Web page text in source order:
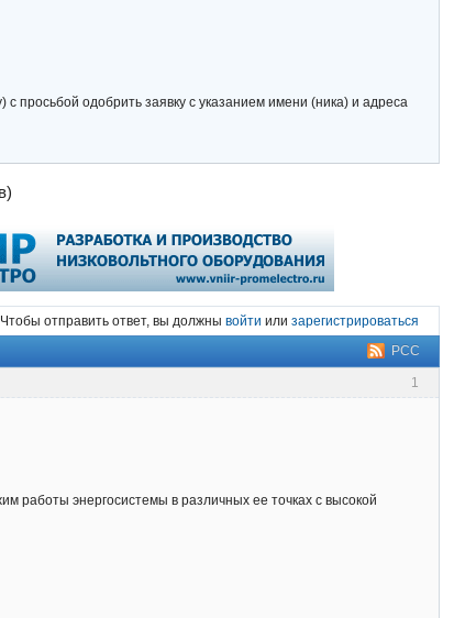
просьбой одобрить заявку с указанием имени (ника) и адреса
Чтобы отправить ответ, вы должны войти или зарегистрироваться
РСС
1
энергосистемы в различных ее точках с высокой